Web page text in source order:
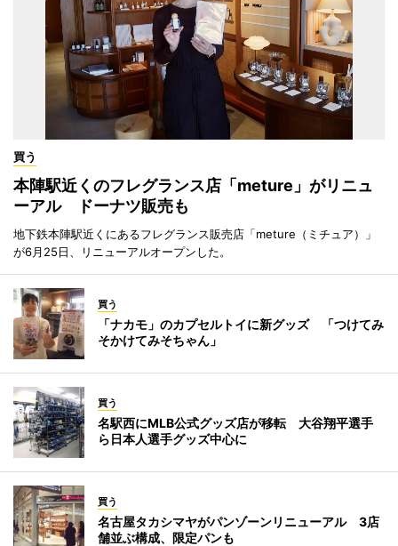
買う
本陣駅近くのフレグランス店「meture」がリニュ
ーアル ドーナツ販売も
地下鉄本陣駅近くにあるフレグランス販売店「meture（ミチュア）」
が6月25日、リニューアルオープンした。
買う
「ナカモ」のカプセルトイに新グッズ 「つけてみ
そかけてみそちゃん」
買う
名駅西にMLB公式グッズ店が移転 大谷翔平選手
ら日本人選手グッズ中心に
買う
名古屋タカシマヤがパンゾーンリニューアル 3店
舗並ぶ構成、限定パンも